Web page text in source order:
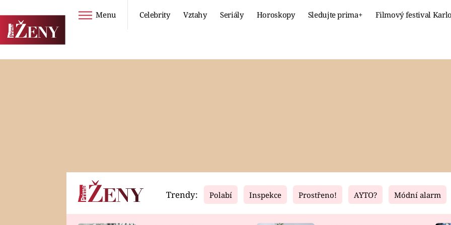
Menu Celebrity Vztahy Seriály Horoskopy Sledujte prima+ Filmový festival
Horoskopy Video Fresh Living
Trendy: Polabí Inspekce Prostřeno! AYTO? Módní alarm